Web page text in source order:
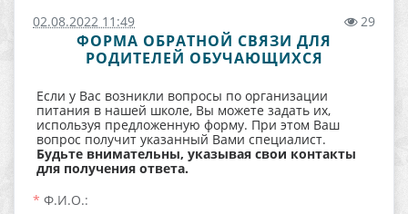
02.08.2022 11:49 29
ФОРМА ОБРАТНОЙ СВЯЗИ ДЛЯ
РОДИТЕЛЕЙ ОБУЧАЮЩИХСЯ
Если у Вас возникли вопросы по организации
питания в нашей школе, Вы можете задать их,
используя предложенную форму. При этом Ваш
вопрос получит указанный Вами специалист.
Будьте внимательны, указывая свои контакты
для получения ответа.
Ф.И.О.: